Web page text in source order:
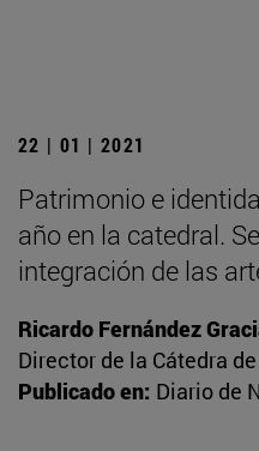
22 | 01 | 2021
Patrimonio e
año en la catedral.
integración de las
Ricardo Fernández
Director de la Cátedra
Publicado en: Diario de